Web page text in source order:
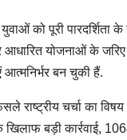
को पूरी पारदर्शिता
आधारित योजनाओं के
बन चुकी हैं.
राष्ट्रीय चर्चा का
बड़ी कार्रवाई,